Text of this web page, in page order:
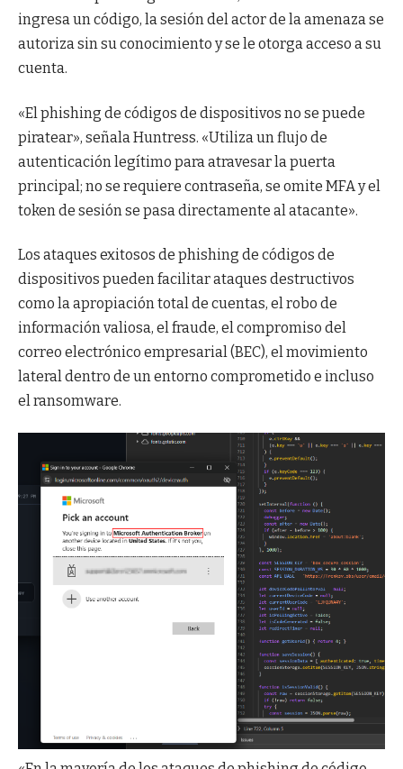
ingresa un código, la sesión del actor de la amenaza se
autoriza sin su conocimiento y se le otorga acceso a su
cuenta.
«El phishing de códigos de dispositivos no se puede
piratear», señala Huntress. «Utiliza un flujo de
autenticación legítimo para atravesar la puerta
principal; no se requiere contraseña, se omite MFA y el
token de sesión se pasa directamente al atacante».
Los ataques exitosos de phishing de códigos de
dispositivos pueden facilitar ataques destructivos
como la apropiación total de cuentas, el robo de
información valiosa, el fraude, el compromiso del
correo electrónico empresarial (BEC), el movimiento
lateral dentro de un entorno comprometido e incluso
el ransomware.